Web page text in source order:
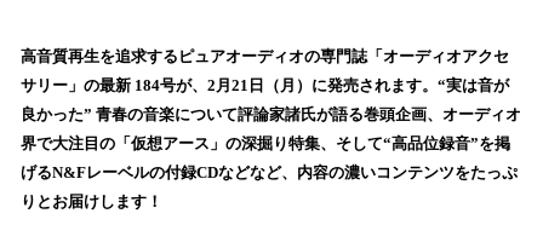
！
数
を
読
込
み
高音質再生を追求するピュアオーディオの専門誌「オーディオアクセ
サリー」の最新 184号が、2月21日（月）に発売されます。“実は音が
良かった” 青春の音楽について評論家諸氏が語る巻頭企画、オーディオ
界で大注目の「仮想アース」の深掘り特集、そして“高品位録音”を掲
げるN&Fレーベルの付録CDなどなど、内容の濃いコンテンツをたっぷ
りとお届けします！